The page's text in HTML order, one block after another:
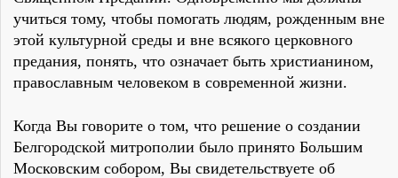
учиться тому, чтобы помогать людям, рожденным вне
этой культурной среды и вне всякого церковного
предания, понять, что означает быть христианином,
православным человеком в современной жизни.
Когда Вы говорите о том, что решение о создании
Белгородской митрополии было принято Большим
Московским собором, Вы свидетельствуете об